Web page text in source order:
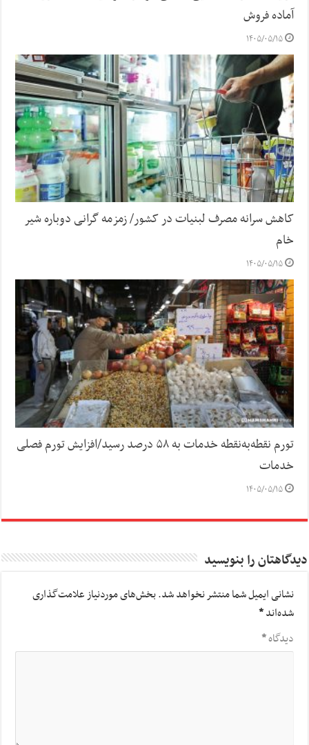
آماده فروش
۱۴۰۵/۰۵/۱۵
کاهش سرانه مصرف لبنیات در کشور/ زمزمه گرانی دوباره شیر
خام
۱۴۰۵/۰۵/۱۵
تورم نقطه‌به‌نقطه خدمات به ۵۸ درصد رسید/افزایش تورم فصلی
خدمات
۱۴۰۵/۰۵/۱۵
دیدگاهتان را بنویسید
نشانی ایمیل شما منتشر نخواهد شد.بخش‌های موردنیاز علامت‌گذاری
شده‌اند*
دیدگاه*